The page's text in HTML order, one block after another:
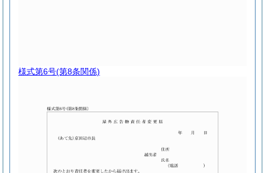
様式第6号(第8条関係)